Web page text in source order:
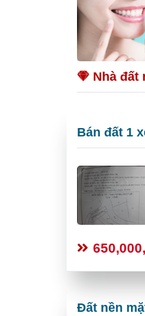
Nhà đất
Bán đất 1
Đất nền